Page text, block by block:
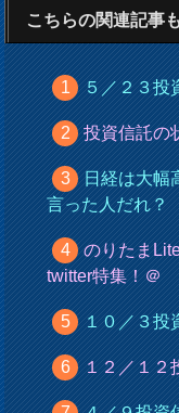
こちらの関連記事
５／２３投
投資信託
日経は大幅
言った人だれ？
のりたま
twitter特集！＠
１０／３投
１２／１２